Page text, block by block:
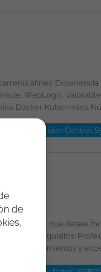
Version Control
.NET que desee
de